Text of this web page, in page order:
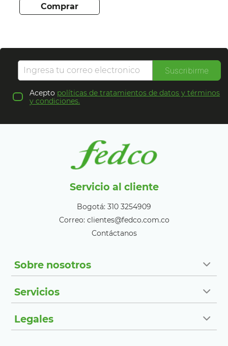
comprar
Suscribirme
Acepto políticas de tratamientos de datos y términos
y condiciones.
Servicio al cliente
Bogotá: 310 3254909
Correo: clientes@fedco.com.co
Contáctanos
Sobre nosotros
Servicios
Legales